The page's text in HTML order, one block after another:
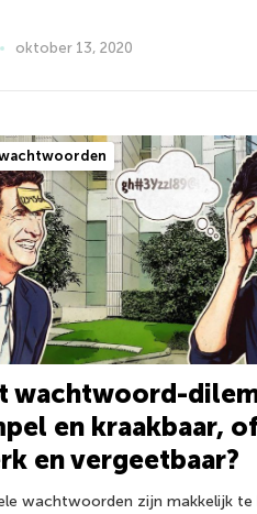
oktober 13, 2020
wachtwoord-
en kraakbaar,
en vergeetbaar?
wachtwoorden zijn makkelijk te